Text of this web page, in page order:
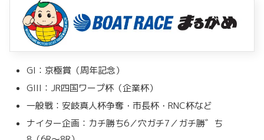
GI：京極賞（周年記念）
GIII：JR四国ワープ杯（企業杯）
一般戦：安岐真人杯争奪・市長杯・RNC杯など
ナイター企画：カチ勝ち6／穴ガチ7／ガチ勝゛ち